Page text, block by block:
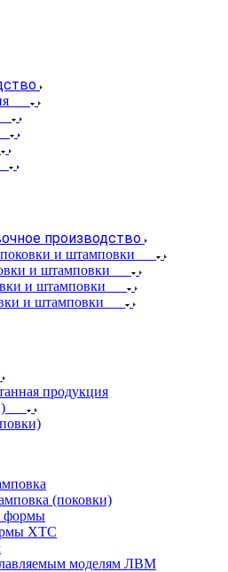
производство
и штамповки
и штамповки
и штамповки
и штамповки
продукция
(поковки)
формы
ХТС
моделям ЛВМ